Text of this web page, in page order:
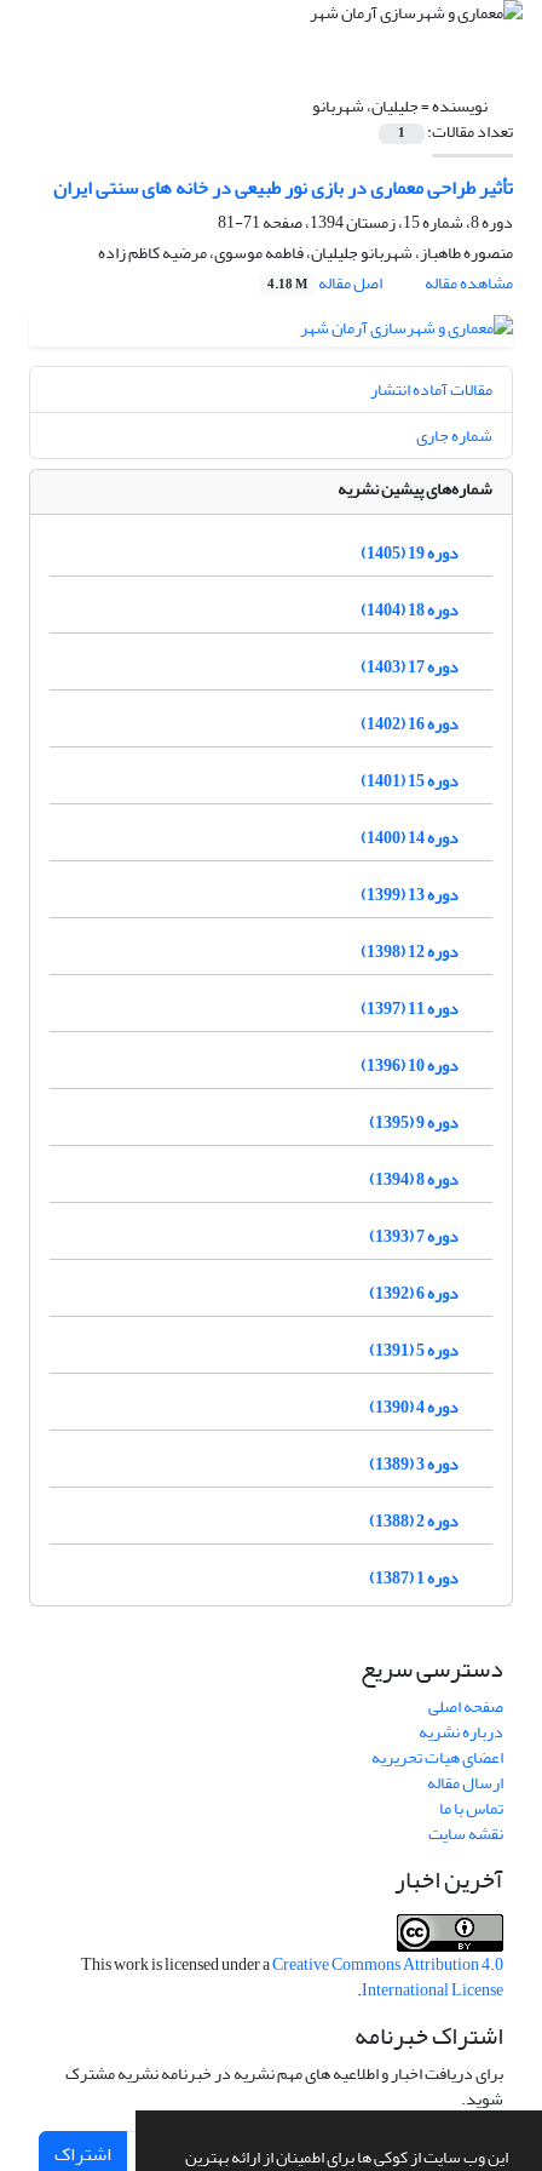
این وب سایت از کوکی ها برای اطمینان از ارائه بهترین
نویسنده =جلیلیان، شهربانو
تعداد مقالات: 1
تأثیر طراحی معماری در بازی نور طبیعی در خانه های سنتی ایران
دوره 8، شماره 15، زمستان 1394، صفحه
71-81
منصوره طاهباز، شهربانو جلیلیان، فاطمه موسوی، مرضیه کاظم زاده
مشاهده مقاله
اصل مقاله 4.18 M
مقالات آماده انتشار
شماره جاری
شماره‌های پیشین نشریه
دوره 19 (1405)
دوره 18 (1404)
دوره 17 (1403)
دوره 16 (1402)
دوره 15 (1401)
دوره 14 (1400)
دوره 13 (1399)
دوره 12 (1398)
دوره 11 (1397)
دوره 10 (1396)
دوره 9 (1395)
دوره 8 (1394)
دوره 7 (1393)
دوره 6 (1392)
دوره 5 (1391)
دوره 4 (1390)
دوره 3 (1389)
دوره 2 (1388)
دوره 1 (1387)
دسترسی سریع
صفحه اصلی
درباره نشریه
اعضای هیات تحریریه
ارسال مقاله
تماس با ما
نقشه سایت
آخرین اخبار
This work is licensed under aCreative Commons Attribution 4.0
International License
.
اشتراک خبرنامه
برای دریافت اخبار و اطلاعیه های مهم نشریه در خبرنامه نشریه مشترک
شوید.
اشتراک